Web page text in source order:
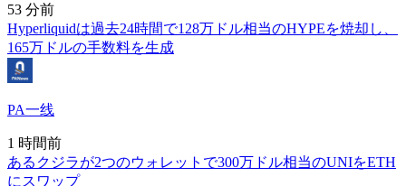
53 分前
Hyperliquidは過去24時間で128万ドル相当のHYPEを焼却し、
165万ドルの手数料を生成
PA一线
1 時間前
あるクジラが2つのウォレットで300万ドル相当のUNIをETH
にスワップ